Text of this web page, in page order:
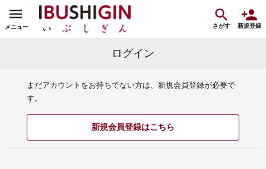
メニュー さがす 新規登録
ログイン
まだアカウントをお持ちでない方は、新規会員登録が必要で
す。
新規会員登録はこちら